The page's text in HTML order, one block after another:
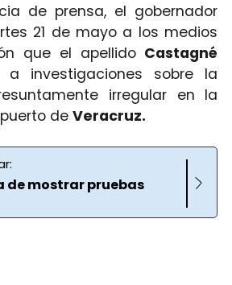
de prensa, el gobernador
21 de mayo a los medios
que el apellido Castagné
a investigaciones sobre la
irregular en la
de Veracruz.
mostrar pruebas